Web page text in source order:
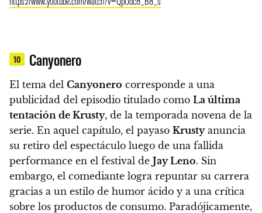
10 Canyonero
El tema del Canyonero corresponde a una
publicidad del episodio titulado como La última
tentación de Krusty, de la temporada novena de la
serie. En aquel capítulo, el payaso Krustyanuncia
su retiro del espectáculo luego de una fallida
performance en el festival de Jay Leno. Sin
embargo, el comediante logra repuntar su carrera
gracias a un estilo de humor ácido y a una crítica
sobre los productos de consumo. Paradójicamente,